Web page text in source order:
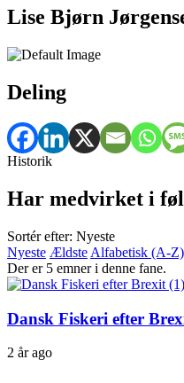
Lise Bjørn
Deling
Historik
Har medvirket i
Sortér efter: Nyeste
Nyeste Ældste Alfabetisk (A-Z)
Der er 5 emner i denne fane.
Dansk Fiskeri efter
2 år ago